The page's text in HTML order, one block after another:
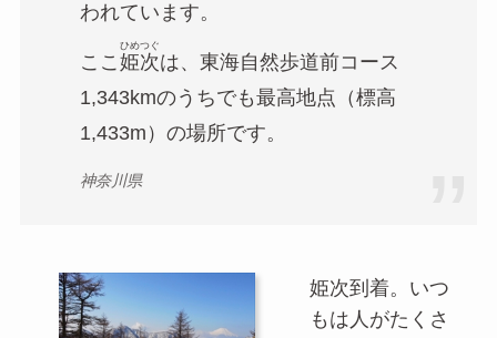
われています。
ここ姫次
ひめつぐ
は、東海自然歩道前コース
1,343kmのうちでも最高地点（標高
1,433m）の場所です。
神奈川県
姫次到着。いつ
もは人がたくさ